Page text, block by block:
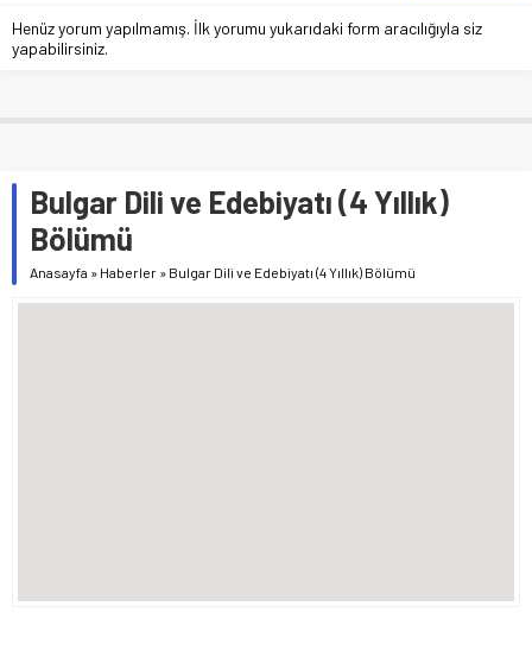
Henüz yorum yapılmamış. İlk yorumu yukarıdaki form aracılığıyla siz
yapabilirsiniz.
Bulgar Dili ve Edebiyatı (4 Yıllık)
Bölümü
Anasayfa » Haberler » Bulgar Dili ve Edebiyatı (4 Yıllık) Bölümü